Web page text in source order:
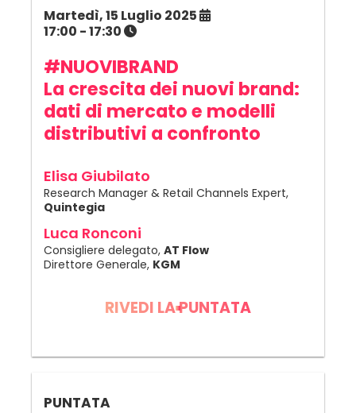
Martedì, 15 Luglio 2025
17:00 - 17:30
#NUOVIBRAND
La crescita dei nuovi brand:
dati di mercato e modelli
distributivi a confronto
Elisa Giubilato
Research Manager & Retail Channels Expert,
Quintegia
Luca Ronconi
Consigliere delegato, AT Flow
Direttore Generale, KGM
RIVEDI LA PUNTATA
PUNTATA